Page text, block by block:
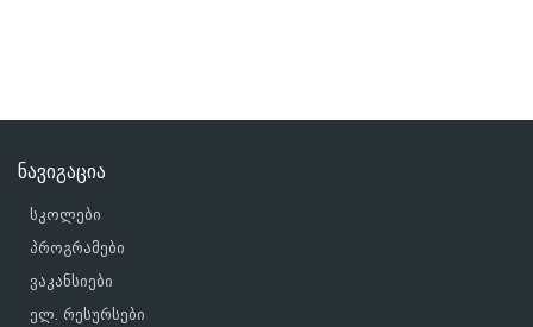
ნავიგაცია
სკოლები
პროგრამები
ვაკანსიები
ელ. რესურსები